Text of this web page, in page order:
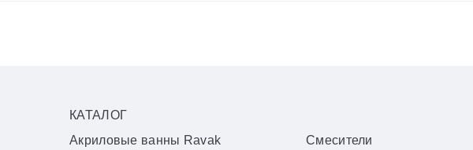
КАТАЛОГ
Акриловые ванны Ravak
Смесители